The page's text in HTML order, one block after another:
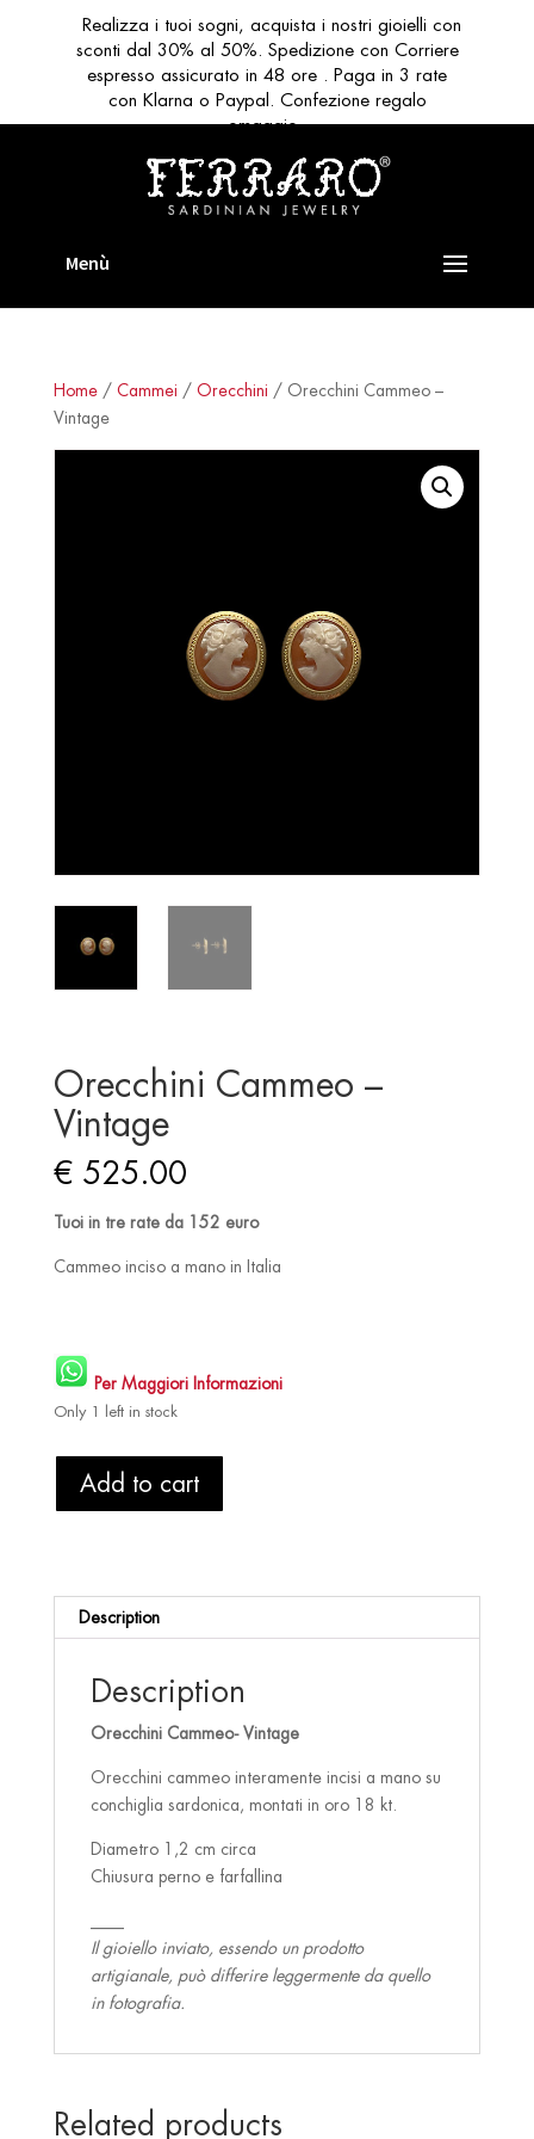
Home/ Cammei / Orecchini / Orecchini Cammeo –
Vintage
Orecchini Cammeo –
Vintage
€525.00
Tuoi in tre rate da 152 euro
Cammeo inciso a mano in Italia
Per Maggiori Informazioni
Only 1 left in stock
Orecchini
Cammeo
Add to cart
Description
Description
Orecchini Cammeo- Vintage
Orecchini cammeo interamente incisi a mano su
conchiglia sardonica, montati in oro 18 kt.
Diametro 1,2 cm circa
Chiusura perno e farfallina
Il gioiello inviato, essendo un prodotto
artigianale, può differire leggermente da quello
in fotografia.
Related products
Realizza i tuoi sogni, acquista i nostri gioielli con
sconti dal 30% al 50%. Spedizione con Corriere
espresso assicurato in 48 ore . Paga in 3 rate
con Klarna o Paypal. Confezione regalo
omaggio